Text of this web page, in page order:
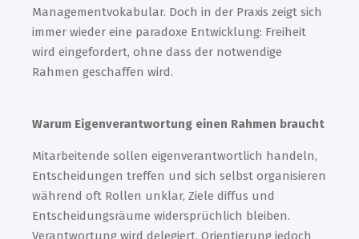
Managementvokabular. Doch in der Praxis zeigt sich
immer wieder eine paradoxe Entwicklung: Freiheit
wird eingefordert, ohne dass der notwendige
Rahmen geschaffen wird.
Warum Eigenverantwortung einen Rahmen braucht
Mitarbeitende sollen eigenverantwortlich handeln,
Entscheidungen treffen und sich selbst organisieren
während oft Rollen unklar, Ziele diffus und
Entscheidungsräume widersprüchlich bleiben.
Verantwortung wird delegiert, Orientierung jedoch